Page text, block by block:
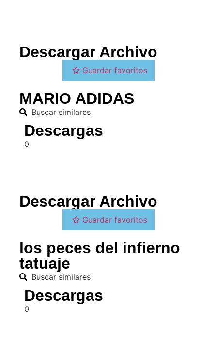
Descargar Archivo
Guardar favoritos
MARIO ADIDAS
Buscar similares
Descargas
0
Descargar Archivo
Guardar favoritos
los peces del infierno
tatuaje
Buscar similares
Descargas
0